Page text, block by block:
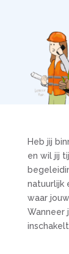
Heb jij
en wil jij
natuurlijk
waar
Wanneer